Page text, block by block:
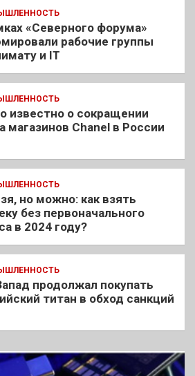
«Северного форума»
рабочие группы
и IT
известно о сокращении
магазинов Chanel в России
но можно: как взять
без первоначального
в 2024 году?
продолжал покупать
титан в обход санкций